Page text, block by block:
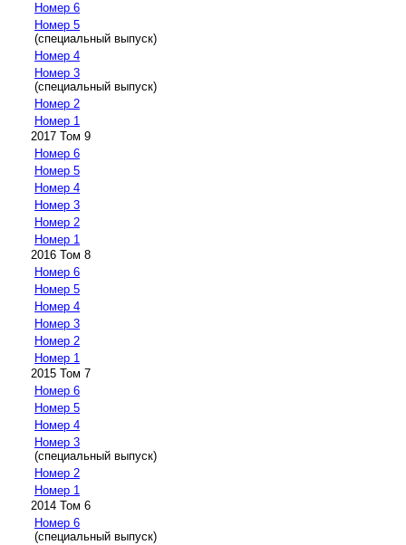
Номер 6
Номер 5
(специальный выпуск)
Номер 4
Номер 3
(специальный выпуск)
Номер 2
Номер 1
2017 Том 9
Номер 6
Номер 5
Номер 4
Номер 3
Номер 2
Номер 1
2016 Том 8
Номер 6
Номер 5
Номер 4
Номер 3
Номер 2
Номер 1
2015 Том 7
Номер 6
Номер 5
Номер 4
Номер 3
(специальный выпуск)
Номер 2
Номер 1
2014 Том 6
Номер 6
(специальный выпуск)